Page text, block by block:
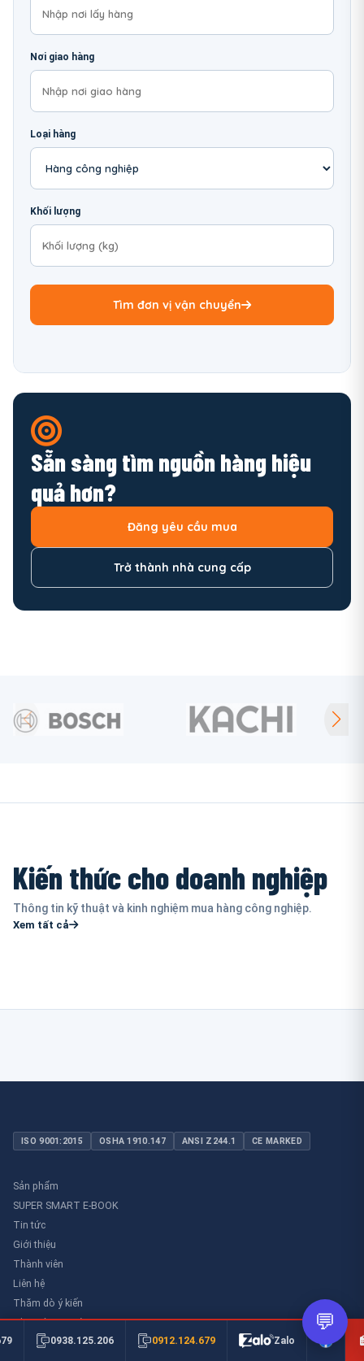
Nơi giao hàng
Loại hàng
Khối lượng
Tìm đơn vị vận chuyển
Sẵn sàng tìm nguồn hàng hiệu
quả hơn?
Đăng yêu cầu mua
Trở thành nhà cung cấp
Kiến thức cho doanh nghiệp
Thông tin kỹ thuật và kinh nghiệm mua hàng công nghiệp.
Xem tất cả
ISO 9001:2015 OSHA 1910.147 ANSI Z244.1 CE MARKED
Sản phẩm
SUPER SMART E-BOOK
Tin tức
Giới thiệu
Thành viên
Liên hệ
Thăm dò ý kiến
Thư viên an toàn
0938.125.206 0912.124.679 Zalo
💬